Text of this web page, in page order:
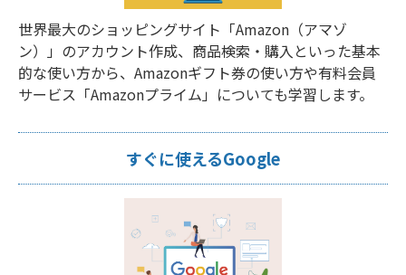
世界最大のショッピングサイト「Amazon（アマゾ
ン）」のアカウント作成、商品検索・購入といった基本
的な使い方から、Amazonギフト券の使い方や有料会員
サービス「Amazonプライム」についても学習します。
すぐに使えるGoogle